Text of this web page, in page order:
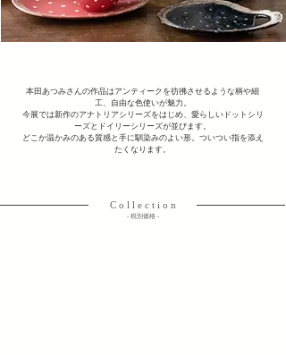
本田あつみさんの作品はアンティークを彷彿させるような柄や細
工、自由な色使いが魅力。
今展では新作のアナトリアシリーズをはじめ、 愛らしいドットシリ
ーズとドイリーシリーズが並びます。
どこか温かみのある質感と手に馴染みのよい形。ついつい指を添え
たくなります。
C o l l e c t i o n
​- 税別価格 -